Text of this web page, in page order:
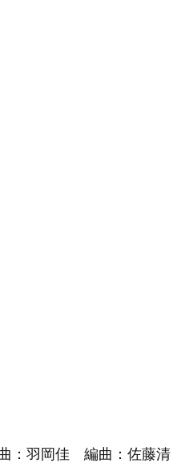
：羽岡佳 編曲：佐藤清